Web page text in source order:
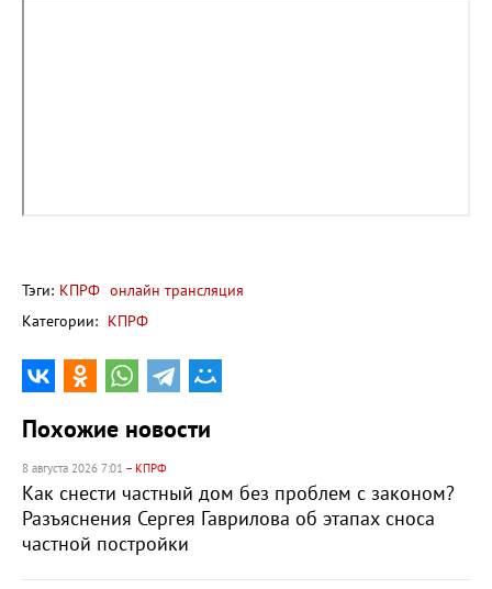
Тэги: КПРФ онлайн трансляция
Категории: КПРФ
Похожие новости
8 августа 2026 7:01 – КПРФ
Как снести частный дом без проблем с законом?
Разъяснения Сергея Гаврилова об этапах сноса
частной постройки